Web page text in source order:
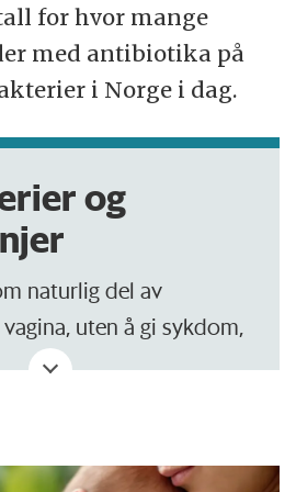
for hvor mange
med antibiotika på
i Norge i dag.
og
naturlig del av
uten å gi sykdom,
i 1935.
følge av GBS-infeksjon